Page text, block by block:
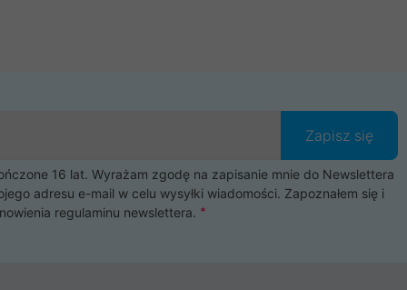
Zapisz się
16 lat. Wyrażam zgodę na zapisanie mnie do Newslettera
adresu e-mail w celu wysyłki wiadomości. Zapoznałem się i
regulaminu newslettera.